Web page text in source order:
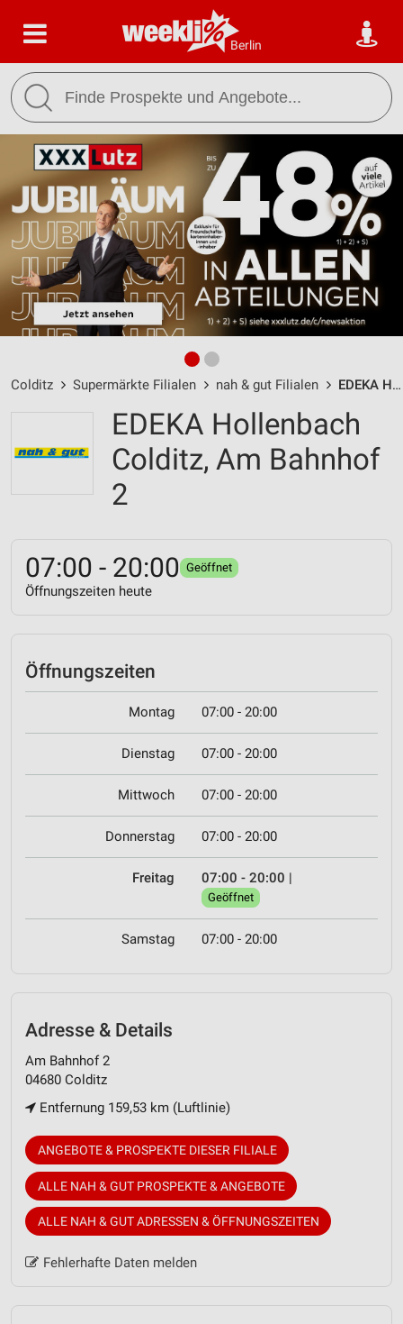
Berlin
Colditz Supermärkte Filialen nah & gut Filialen EDEKA Hollenbach Colditz / Am Bahnhof 2 - Öffnungszeiten & Adresse
EDEKA Hollenbach
Colditz, Am Bahnhof
2
07:00 - 20:00 Geöffnet
Öffnungszeiten heute
Öffnungszeiten
Montag 07:00 - 20:00
Dienstag 07:00 - 20:00
Mittwoch 07:00 - 20:00
Donnerstag 07:00 - 20:00
Freitag 07:00 - 20:00 |
Geöffnet
Samstag 07:00 - 20:00
Adresse & Details
Am Bahnhof 2
04680 Colditz
Entfernung 159,53 km (Luftlinie)
ANGEBOTE & PROSPEKTE DIESER FILIALE
ALLE NAH & GUT PROSPEKTE & ANGEBOTE
ALLE NAH & GUT ADRESSEN & ÖFFNUNGSZEITEN
Fehlerhafte Daten melden